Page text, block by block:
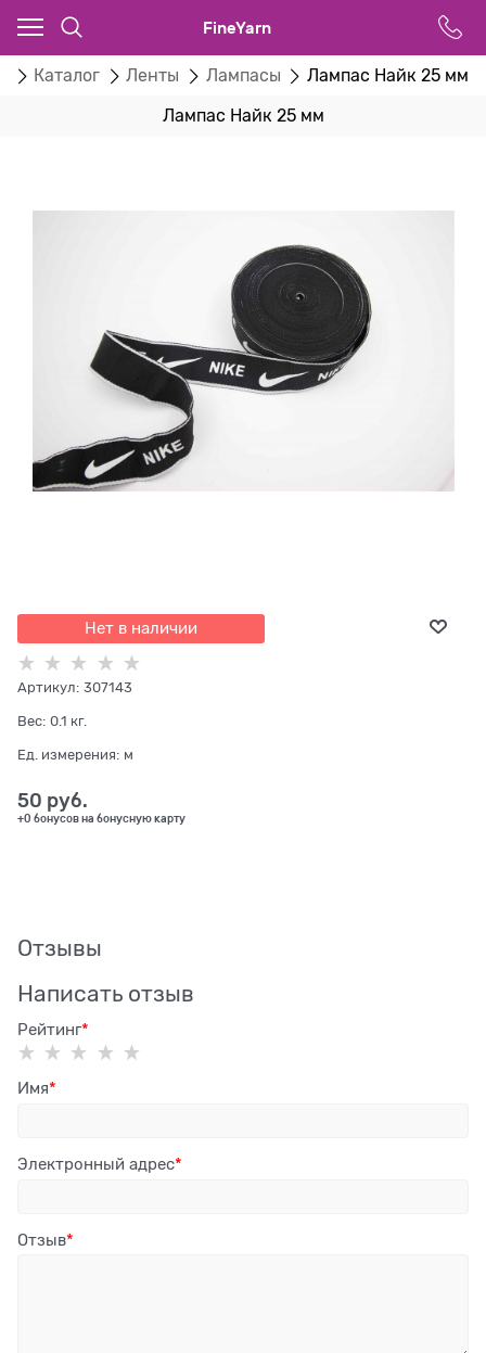
FineYarn
Каталог Ленты Лампасы Лампас Найк 25 мм
Лампас Найк 25 мм
Нет в наличии
Артикул: 307143
Вес: 0.1 кг.
Ед. измерения: м
50 руб.
+0 бонусов на бонусную карту
Отзывы
Написать отзыв
Рейтинг
Имя
Электронный адрес
Отзыв